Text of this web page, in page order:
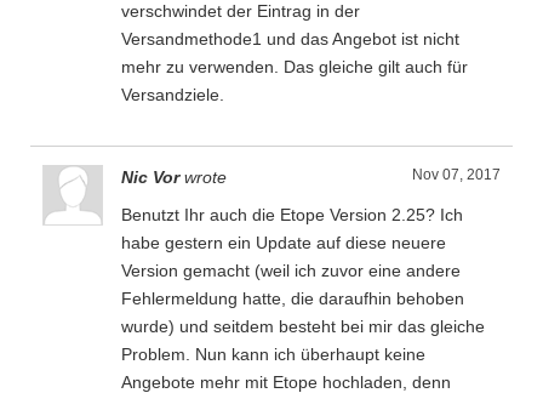
verschwindet der Eintrag in der
Versandmethode1 und das Angebot ist nicht
mehr zu verwenden. Das gleiche gilt auch für
Versandziele.
Nov 07, 2017
Nic Vor wrote
Benutzt Ihr auch die Etope Version 2.25? Ich
habe gestern ein Update auf diese neuere
Version gemacht (weil ich zuvor eine andere
Fehlermeldung hatte, die daraufhin behoben
wurde) und seitdem besteht bei mir das gleiche
Problem. Nun kann ich überhaupt keine
Angebote mehr mit Etope hochladen, denn